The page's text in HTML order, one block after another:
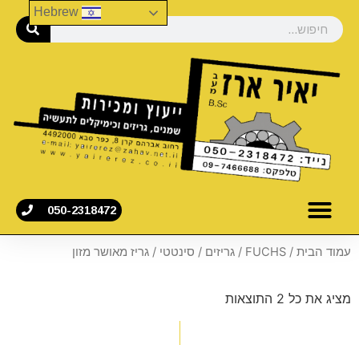
050-2318472
עמוד הבית /
FUCHS
/ גריזים / סינטטי / גריז מאושר מזון
מציג את כל 2 התוצאות
Hebrew